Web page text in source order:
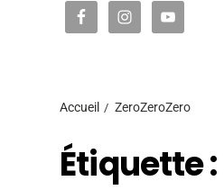
Accueil ZeroZeroZero
Étiquette :